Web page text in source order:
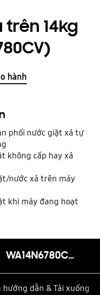
14kg
hành
phối nước giặt xả tự
không cấp hay xả
nước xả trên máy
khi máy đang hoạt
WA14N6780CV/SV
hướng dẫn & Tải xuống